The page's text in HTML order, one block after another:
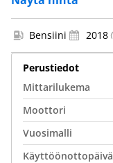
Bensiini 2018
Perustiedot
Mittarilukema
Moottori
Vuosimalli
Käyttöönottopäivä